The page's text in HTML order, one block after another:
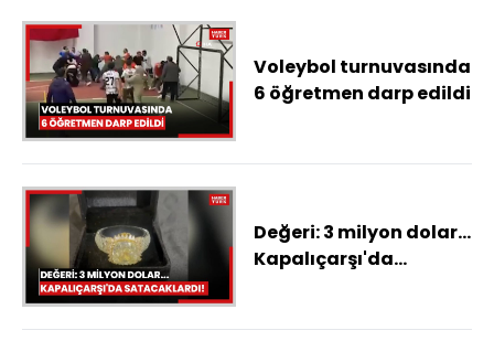
Voleybol turnuvasında
6 öğretmen darp edildi
Değeri: 3 milyon dolar...
Kapalıçarşı'da